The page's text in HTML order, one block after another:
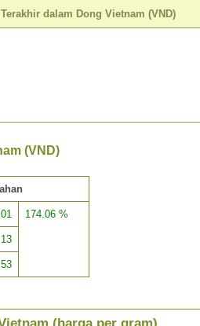
dalam Dong Vietnam (VND)
(VND)
174.06 %